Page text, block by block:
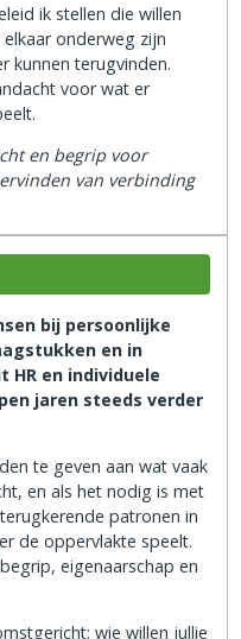
ik stellen die willen
onderweg zijn
kunnen terugvinden.
voor wat er
en begrip voor
van verbinding
bij persoonlijke
en in
HR en individuele
jaren steeds verder
te geven aan wat vaak
en als het nodig is met
patronen in
de oppervlakte speelt.
eigenaarschap en
wie willen jullie